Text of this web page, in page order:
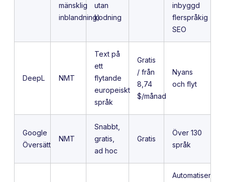
mänsklig
inblandning)
utan
kodning
inbyggd
flerspråkig
SEO
DeepL NMT
Text på
ett
flytande
europeiskt
språk
Gratis
/ från
8,74
$/månad
Nyans
och flyt
Google
Översätt
NMT
Snabbt,
gratis,
ad hoc
Gratis
Över 130
språk
Automatisering